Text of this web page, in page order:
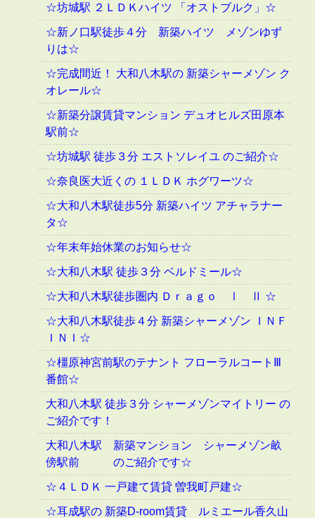
☆坊城駅 ２ＬＤＫハイツ 「オストブルク」☆
☆新ノ口駅徒歩４分 新築ハイツ メゾンゆず
りは☆
☆完成間近！ 大和八木駅の 新築シャーメゾン ク
オレール☆
☆新築分譲賃貸マンション デュオヒルズ田原本
駅前☆
☆坊城駅 徒歩３分 エストソレイユ のご紹介☆
☆奈良医大近くの １ＬＤＫ ホグワーツ☆
☆大和八木駅徒歩5分 新築ハイツ アチャラナー
タ☆
☆年末年始休業のお知らせ☆
☆大和八木駅 徒歩３分 ベルドミール☆
☆大和八木駅徒歩圏内 Ｄｒａｇｏ Ⅰ Ⅱ ☆
☆大和八木駅徒歩４分 新築シャーメゾン ＩＮＦ
ＩＮＩ☆
☆橿原神宮前駅のテナント フローラルコートⅢ
番館☆
大和八木駅 徒歩３分 シャーメゾンマイトリー の
ご紹介です！
大和八木駅 新築マンション シャーメゾン畝
傍駅前 のご紹介です☆
☆４ＬＤＫ 一戸建て賃貸 曽我町戸建☆
☆耳成駅の 新築D-room賃貸 ルミエール香久山